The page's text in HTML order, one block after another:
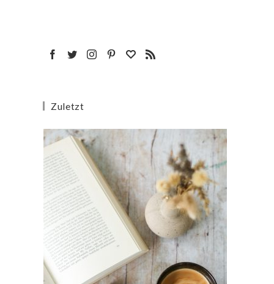
Zuletzt